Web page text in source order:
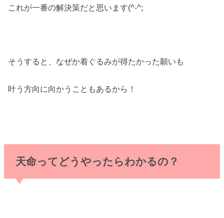
これが一番の解決策だと思います(^-^;
そうすると、なぜか着ぐるみが得たかった願いも
叶う方向に向かうこともあるから！
天命ってどうやったらわかるの？